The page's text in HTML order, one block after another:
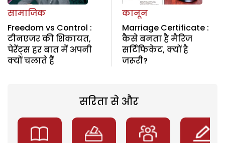
सामाजिक
Freedom vs Control :
टीनएजर की शिकायत,
पेरेंट्स हर बात में अपनी
क्यों चलाते हैं
कानून
Marriage Certificate :
कैसे बनता है मैरिज
सर्टिफिकेट, क्यों है
जरूरी?
सरिता से और